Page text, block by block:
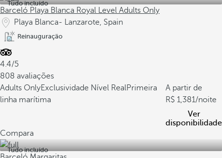
Tudo incluído
Barceló Playa Blanca Royal Level Adults Only
Playa Blanca- Lanzarote, Spain
Reinauguração
4.4/5
808 avaliações
Adults OnlyExclusividade Nível RealPrimeira
linha marítima
A partir de
1,381/noite
Ver
disponibilidade
Compara
Tudo incluído